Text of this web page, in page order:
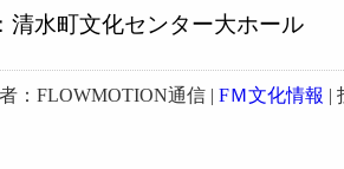
清水町文化センター大ホール
：FLOWMOTION通信 | FＭ文化情報 |